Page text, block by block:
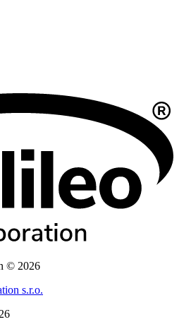
© 2026
s.r.o.